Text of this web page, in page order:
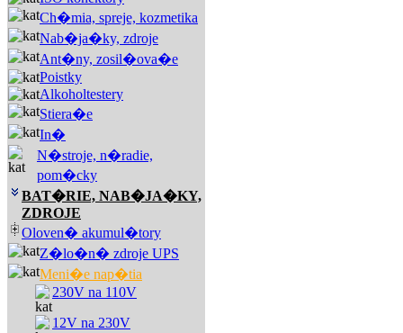
Ch�mia, spreje, kozmetika
Nab�ja�ky, zdroje
Ant�ny, zosil�ova�e
Poistky
Alkoholtestery
Stiera�e
In�
N�stroje, n�radie,
pom�cky
BAT�RIE, NAB�JA�KY,
ZDROJE
Oloven� akumul�tory
Z�lo�n� zdroje UPS
Meni�e nap�tia
230V na 110V
12V na 230V